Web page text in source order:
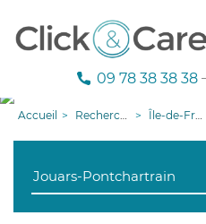
09 78 38 38 38
Accueil Recherche aide à domicile Île-de-France